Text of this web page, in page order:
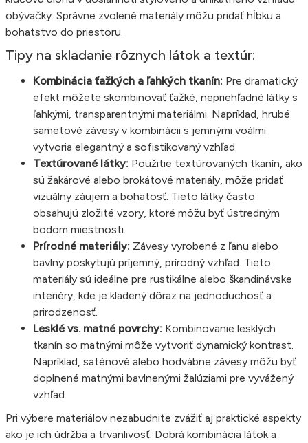
obývačky. Správne zvolené materiály môžu pridať hĺbku a
bohatstvo do priestoru.
Tipy na skladanie rôznych látok a textúr:
Kombinácia ťažkých a ľahkých tkanín: Pre dramatický
efekt môžete skombinovať ťažké, nepriehľadné látky s
ľahkými, transparentnými materiálmi. Napríklad, hrubé
sametové závesy v kombinácii s jemnými voálmi
vytvoria elegantný a sofistikovaný vzhľad.
Textúrované látky: Použitie textúrovaných tkanín, ako
sú žakárové alebo brokátové materiály, môže pridať
vizuálny záujem a bohatosť. Tieto látky často
obsahujú zložité vzory, ktoré môžu byť ústredným
bodom miestnosti.
Prírodné materiály: Závesy vyrobené z ľanu alebo
bavlny poskytujú príjemný, prírodný vzhľad. Tieto
materiály sú ideálne pre rustikálne alebo škandinávske
interiéry, kde je kladený dôraz na jednoduchosť a
prirodzenosť.
Lesklé vs. matné povrchy: Kombinovanie lesklých
tkanín so matnými môže vytvoriť dynamický kontrast.
Napríklad, saténové alebo hodvábne závesy môžu byť
doplnené matnými bavlnenými žalúziami pre vyvážený
vzhľad.
Pri výbere materiálov nezabudnite zvážiť aj praktické aspekty
ako je ich údržba a trvanlivosť. Dobrá kombinácia látok a